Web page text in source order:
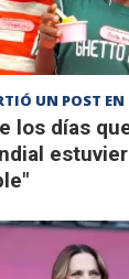
UN POST
los días